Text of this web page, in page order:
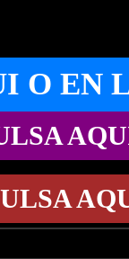
O EN